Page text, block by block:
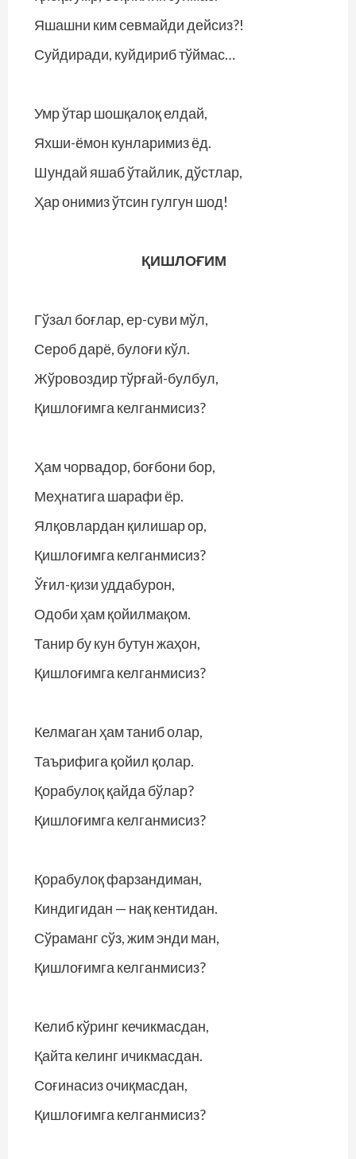
Яшашни ким севмайди дейсиз?!
Суйдиради, куйдириб тўймас…
Умр ўтар шошқалоқ елдай,
Яхши-ёмон кунларимиз ёд.
Шундай яшаб ўтайлик, дўстлар,
Ҳар онимиз ўтсин гулгун шод!
ҚИШЛОҒИМ
Гўзал боғлар, ер-суви мўл,
Сероб дарё, булоғи кўл.
Жўровоздир тўрғай-булбул,
Қишлоғимга келганмисиз?
Ҳам чорвадор, боғбони бор,
Меҳнатига шарафи ёр.
Ялқовлардан қилишар ор,
Қишлоғимга келганмисиз?
Ўғил-қизи уддабурон,
Одоби ҳам қойилмақом.
Танир бу кун бутун жаҳон,
Қишлоғимга келганмисиз?
Келмаган ҳам таниб олар,
Таърифига қойил қолар.
Қорабулоқ қайда бўлар?
Қишлоғимга келганмисиз?
Қорабулоқ фарзандиман,
Киндигидан — нақ кентидан.
Сўраманг сўз, жим энди ман,
Қишлоғимга келганмисиз?
Келиб кўринг кечикмасдан,
Қайта келинг ичикмасдан.
Соғинасиз очиқмасдан,
Қишлоғимга келганмисиз?